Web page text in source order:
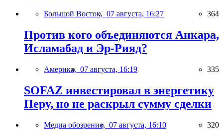
Большой Восток, 07 августа, 16:27 364
Против кого объединяются Анкара,
Исламабад и Эр-Рияд?
Америка, 07 августа, 16:19 335
SOFAZ инвестировал в энергетику
Перу, но не раскрыл сумму сделки
Медиа обозрение, 07 августа, 16:10 320